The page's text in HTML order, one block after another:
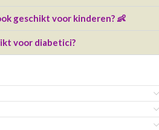
geschikt voor kinderen? 👶
voor diabetici?